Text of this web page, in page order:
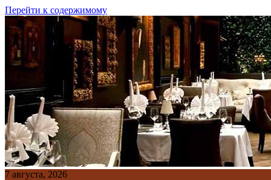
Перейти к содержимому
7 августа, 2026